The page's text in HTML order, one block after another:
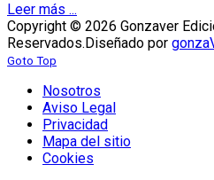
Leer más ...
Copyright © 2026 Gonzaver
Reservados.Diseñado por
Goto Top
Nosotros
Aviso Legal
Privacidad
Mapa del sitio
Cookies